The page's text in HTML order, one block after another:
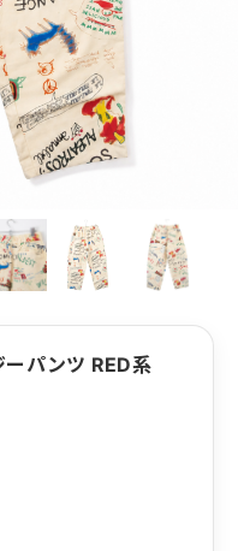
パンツ RED系